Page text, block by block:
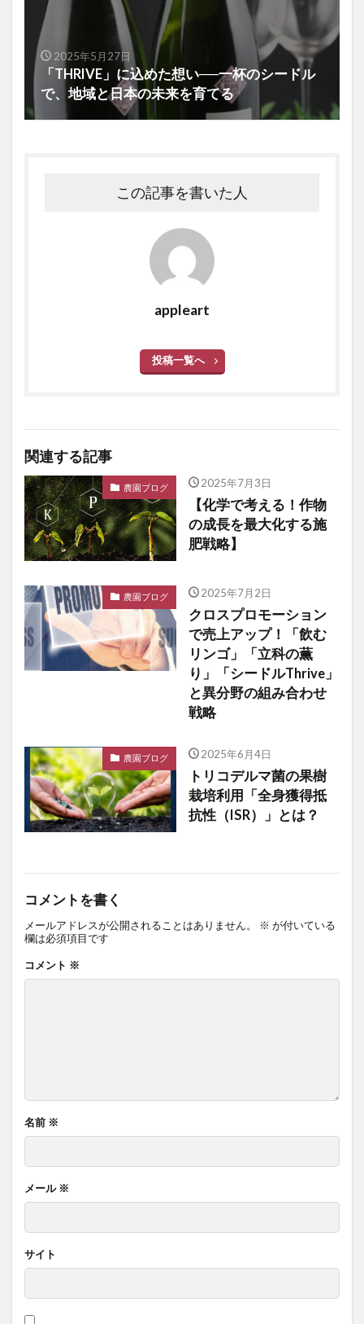
2025年5月27日
「THRIVE」に込めた想い──一杯のシードル
で、地域と日本の未来を育てる
この記事を書いた人
appleart
投稿一覧へ
関連する記事
農園ブログ 2025年7月3日
【化学で考える！作物
の成長を最大化する施
肥戦略】
農園ブログ 2025年7月2日
クロスプロモーション
で売上アップ！「飲む
リンゴ」「立科の薫
り」「シードルThrive」
と異分野の組み合わせ
戦略
農園ブログ 2025年6月4日
トリコデルマ菌の果樹
栽培利用「全身獲得抵
抗性（ISR）」とは？
コメントを書く
メールアドレスが公開されることはありません。 ※ が付いている
欄は必須項目です
コメント ※
名前 ※
メール ※
サイト